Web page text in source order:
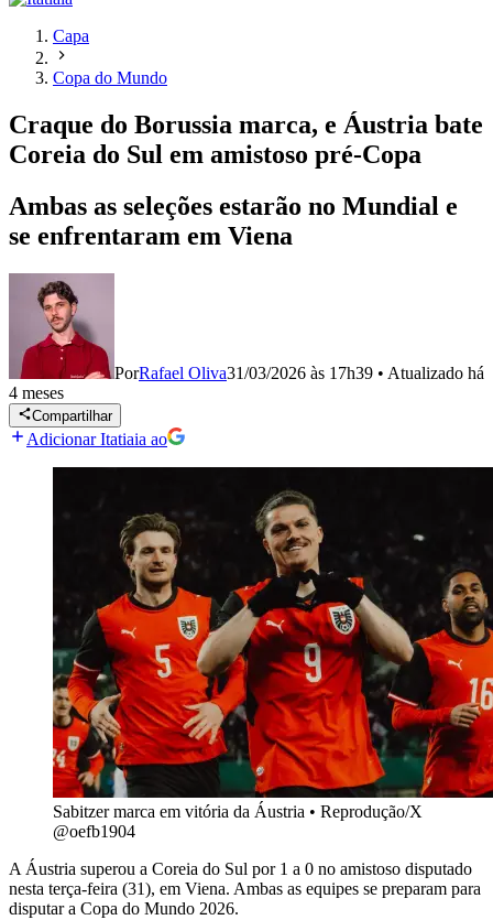
Capa
Copa do Mundo
Craque do Borussia marca, e Áustria bate
Coreia do Sul em amistoso pré-Copa
Ambas as seleções estarão no Mundial e
se enfrentaram em Viena
PorRafael Oliva31/03/2026 às 17h39 • Atualizado há
4 meses
Compartilhar
Adicionar Itatiaia ao
Sabitzer marca em vitória da Áustria • Reprodução/X
@oefb1904
A Áustria superou a Coreia do Sul por 1 a 0 no amistoso disputado
nesta terça-feira (31), em Viena. Ambas as equipes se preparam para
disputar a Copa do Mundo 2026.